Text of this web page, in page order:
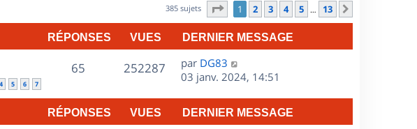
385 sujets Page sur13
1 2 3 4 5 … 13
RÉPONSES VUES DERNIER MESSAGE
4 5 6 7
65R
p
252287V
D
e
par DG83
03 janv. 2024, 14:51
RÉPONSES VUES DERNIER MESSAGE